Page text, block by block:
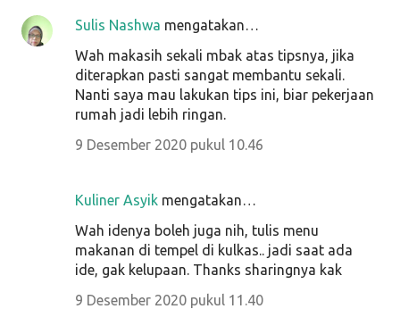
Sulis Nashwa mengatakan…
Wah makasih sekali mbak atas tipsnya, jika
diterapkan pasti sangat membantu sekali.
Nanti saya mau lakukan tips ini, biar pekerjaan
rumah jadi lebih ringan.
9 Desember 2020 pukul 10.46
Kuliner Asyik mengatakan…
Wah idenya boleh juga nih, tulis menu
makanan di tempel di kulkas.. jadi saat ada
ide, gak kelupaan. Thanks sharingnya kak
9 Desember 2020 pukul 11.40